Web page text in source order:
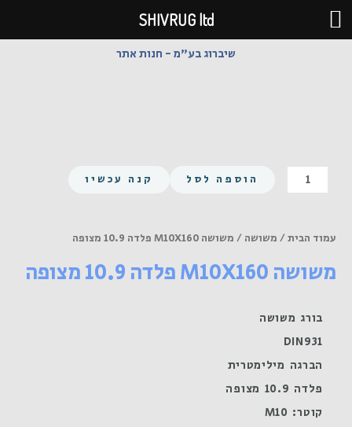
דילוג
לתוכן
שיברוג בע"מ - חנות אתר
כמות
של
M10X160
10.9
הוספה לסל קנה עכשיו
עמוד הבית/ משושה / משושה M10X160 פלדה 10.9 מצופה
משושה M10X160 פלדה 10.9 מצופה
בורג משושה
DIN931
הברגה מילימטרית
פלדה 10.9 מצופה
קוטר: M10
SHIVRUG ltd